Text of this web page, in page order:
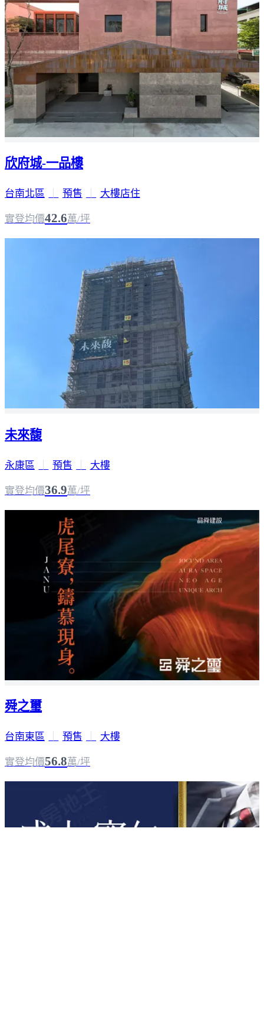
欣府城-一品樓
台南北區 預售 大樓店住
實登均價42.6萬/坪
未來馥
永康區 預售 大樓
實登均價36.9萬/坪
舜之璽
台南東區 預售 大樓
實登均價56.8萬/坪